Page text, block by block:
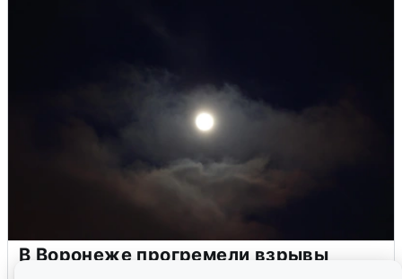
В Воронеже прогремели взрывы